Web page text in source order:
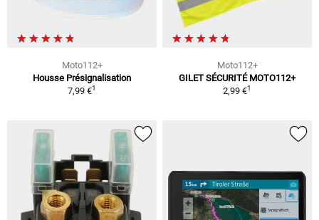
Moto112+
Housse Présignalisation
7,99 €1
Moto112+
GILET SÉCURITÉ MOTO112+
2,99 €1